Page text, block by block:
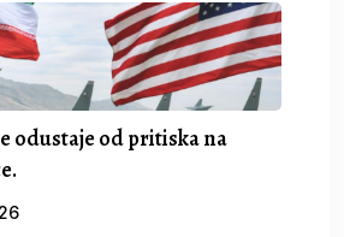
odustaje od pritiska na